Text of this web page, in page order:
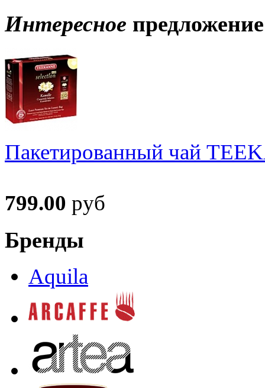
Интересное предложение
Пакетированный чай
799.00 руб
Бренды
Aquila